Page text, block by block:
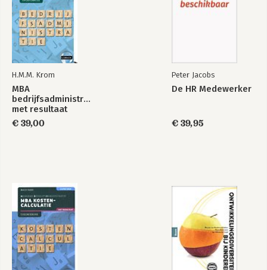
Financieel
management voor
aspecten in de zorg
Bekijk alle boeken
H.M.M. Krom
MBA
bedrijfsadministratie
met resultaat
opgavenboek
€ 39,00
Peter Jacobs
De HR Medewerker
€ 39,95